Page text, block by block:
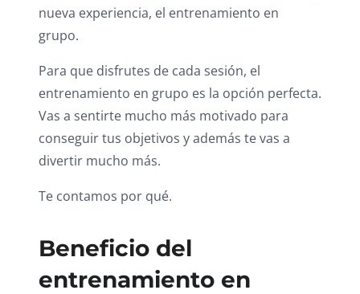
nueva experiencia, el entrenamiento en
grupo.
Para que disfrutes de cada sesión, el
entrenamiento en grupo es la opción perfecta.
Vas a sentirte mucho más motivado para
conseguir tus objetivos y además te vas a
divertir mucho más.
Te contamos por qué.
Beneficio del
entrenamiento en